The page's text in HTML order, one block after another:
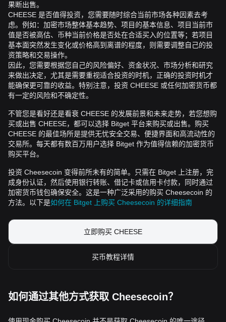
果断出售。
CHEESE 是否值得投资，您需要随时综合当前市场各种因素去考
虑。例如：加密市场整体基本趋势、项目的基本信息、项目当前市
值是否被高估、币种当前价格是否处在合适买入的位置等；若项目
基本面突然发生变化或价格高到离谱的程度，则需要调整自己的投
资策略和交易操作。
因此，您需要根据您自己的风险偏好、资金状况、市场分析和研究
来做出决定，尤其是需要重视适合投资的时机，正确的投资时机才
能确保更可靠的收益。特别注意，投资 CHEESE 或任何加密货币都
有一定的风险和不确定性。
不管您是看好还是看衰 CHEESE 的发展前景和未来走势，若您想购
买或出售 CHEESE，都可以选择 Bitget 平台来购买或出售。购买
CHEESE 的最佳场所是提供无忧安全交易、便捷界面和高流动性的
交易所。每天都有数百万用户选择 Bitget 作为值得信赖的加密货币
购买平台。
投资 Cheesecoin 变得前所未有的简单。只需在 Bitget 上注册，完
成身份认证，然后使用银行转账、借记卡或信用卡付款，同时通过
加密货币钱包确保安全。这是一种广泛采用的购买 Cheesecoin 的
方法。以下是如何在 Bitget 上购买 Cheesecoin 的详细指南
立即购买 CHEESE
买币教程详情
如何通过其他方式获取 Cheesecoin？